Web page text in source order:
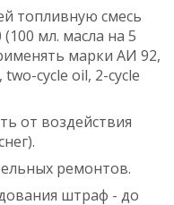
топливную смесь
мл. масла на 5
марки AИ 92,
cycle oil, 2-cycle
от воздействия
ремонтов.
штраф - до